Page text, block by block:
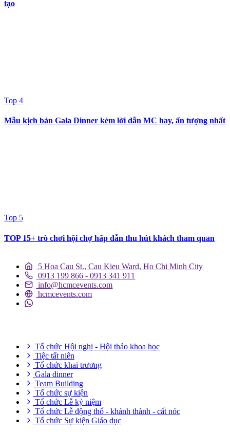
tạo
Top 4
Mẫu kịch bản Gala Dinner kèm lời dẫn MC hay, ấn tượng nhất
Top 5
TOP 15+ trò chơi hội chợ hấp dẫn thu hút khách tham quan
5 Hoa Cau St., Cau Kieu Ward, Ho Chi Minh City
0913 199 866 - 0913 341 911
info@hcmcevents.com
hcmcevents.com
Tổ chức Hội nghị - Hội thảo khoa học
Tiệc tất niên
Tổ chức khai trương
Gala dinner
Team Building
Tổ chức sự kiện
Tổ chức Lễ kỷ niệm
Tổ chức Lễ động thổ - khánh thành - cất nóc
Tổ chức Sự kiện Giáo dục